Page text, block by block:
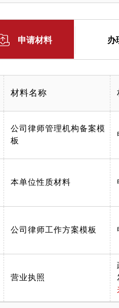
申请材料 办
材料名称
公司律师管理机构备案模
板
本单位性质材料
公司律师工作方案模板
营业执照